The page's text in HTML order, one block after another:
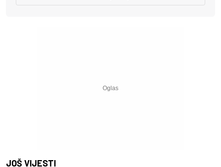
JOŠ VIJESTI